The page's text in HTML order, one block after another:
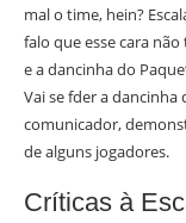
mal o time, hein?
falo que esse cara
e a dancinha do
Vai se fder a dancinha
comunicador,
de alguns jogadores.
Críticas à